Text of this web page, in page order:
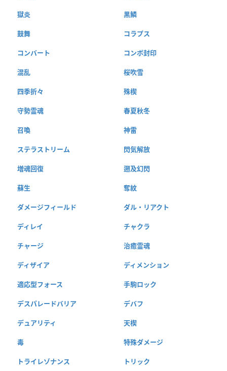
獄炎 黒鱗
鼓舞 コラプス
コンバート コンボ封印
混乱 桜吹雪
四季折々 殊楔
守勢霊魂 春夏秋冬
召喚 神雷
ステラストリーム 閃気解放
増魂回復 遡及幻閃
蘇生 奪紋
ダメージフィールド ダル・リアクト
ディレイ チャクラ
チャージ 治癒霊魂
ディザイア ディメンション
適応型フォース 手駒ロック
デスパレードバリア デバフ
デュアリティ 天楔
毒 特殊ダメージ
トライレゾナンス トリック